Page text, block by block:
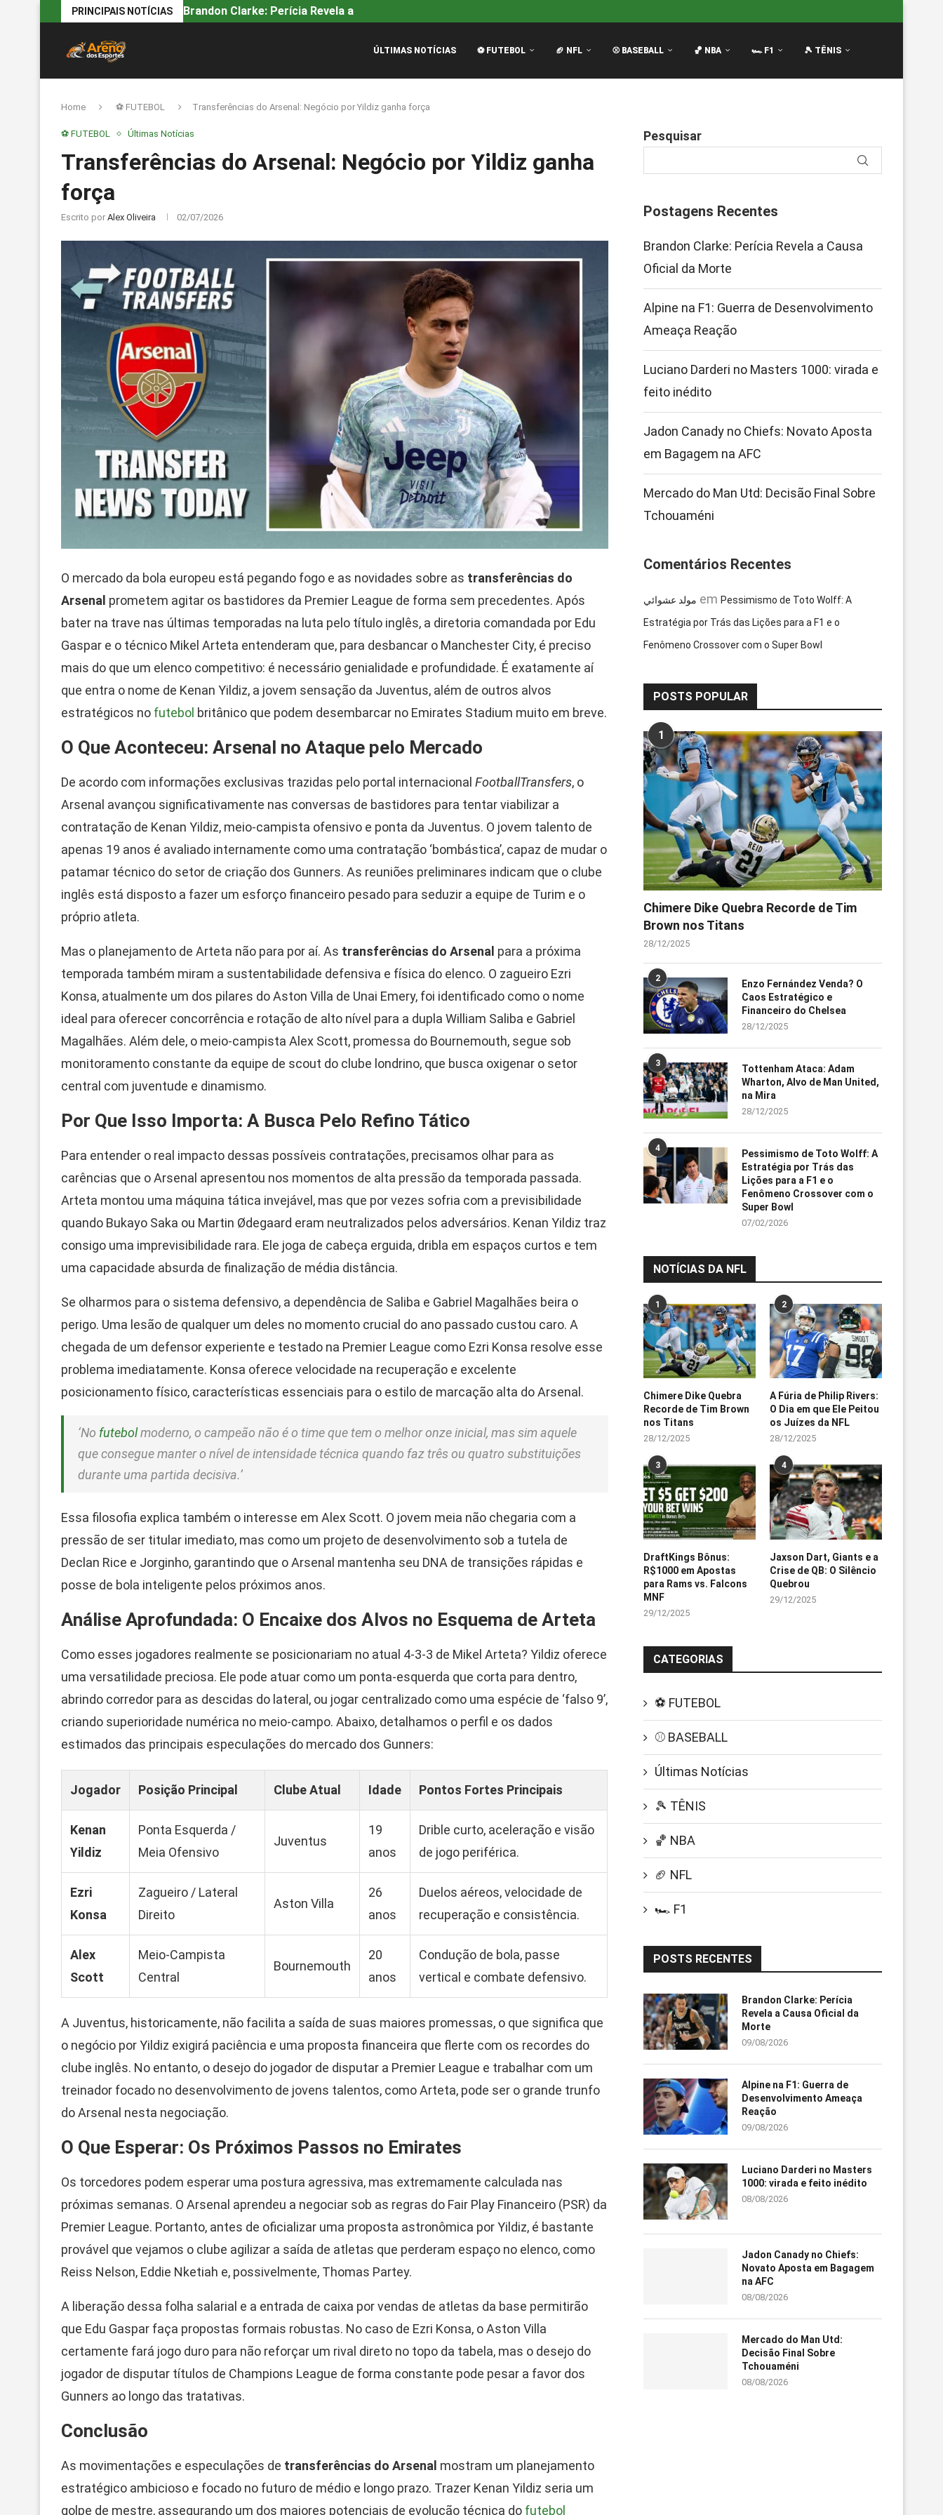
PRINCIPAIS NOTÍCIAS Brandon Clarke: Perícia Revela a Causa Oficial da...
ÚLTIMAS NOTÍCIAS ⚽ FUTEBOL 🏈 NFL ⚾ BASEBALL 🏀 NBA 🏎️ F1 🎾 TÊNIS
Home ⚽ FUTEBOL Transferências do Arsenal: Negócio por Yildiz ganha força
⚽ FUTEBOL Últimas Notícias
Transferências do Arsenal: Negócio por Yildiz ganha
força
Escrito por Alex Oliveira 02/07/2026
O mercado da bola europeu está pegando fogo e as novidades sobre as transferências do
Arsenal prometem agitar os bastidores da Premier League de forma sem precedentes. Após
bater na trave nas últimas temporadas na luta pelo título inglês, a diretoria comandada por Edu
Gaspar e o técnico Mikel Arteta entenderam que, para desbancar o Manchester City, é preciso
mais do que um elenco competitivo: é necessário genialidade e profundidade. É exatamente aí
que entra o nome de Kenan Yildiz, a jovem sensação da Juventus, além de outros alvos
estratégicos no futebol britânico que podem desembarcar no Emirates Stadium muito em breve.
O Que Aconteceu: Arsenal no Ataque pelo Mercado
De acordo com informações exclusivas trazidas pelo portal internacional FootballTransfers, o
Arsenal avançou significativamente nas conversas de bastidores para tentar viabilizar a
contratação de Kenan Yildiz, meio-campista ofensivo e ponta da Juventus. O jovem talento de
apenas 19 anos é avaliado internamente como uma contratação ‘bombástica’, capaz de mudar o
patamar técnico do setor de criação dos Gunners. As reuniões preliminares indicam que o clube
inglês está disposto a fazer um esforço financeiro pesado para seduzir a equipe de Turim e o
próprio atleta.
Mas o planejamento de Arteta não para por aí. As transferências do Arsenal para a próxima
temporada também miram a sustentabilidade defensiva e física do elenco. O zagueiro Ezri
Konsa, atualmente um dos pilares do Aston Villa de Unai Emery, foi identificado como o nome
ideal para oferecer concorrência e rotação de alto nível para a dupla William Saliba e Gabriel
Magalhães. Além dele, o meio-campista Alex Scott, promessa do Bournemouth, segue sob
monitoramento constante da equipe de scout do clube londrino, que busca oxigenar o setor
central com juventude e dinamismo.
Por Que Isso Importa: A Busca Pelo Refino Tático
Para entender o real impacto dessas possíveis contratações, precisamos olhar para as
carências que o Arsenal apresentou nos momentos de alta pressão da temporada passada.
Arteta montou uma máquina tática invejável, mas que por vezes sofria com a previsibilidade
quando Bukayo Saka ou Martin Ødegaard eram neutralizados pelos adversários. Kenan Yildiz traz
consigo uma imprevisibilidade rara. Ele joga de cabeça erguida, dribla em espaços curtos e tem
uma capacidade absurda de finalização de média distância.
Se olharmos para o sistema defensivo, a dependência de Saliba e Gabriel Magalhães beira o
perigo. Uma lesão de qualquer um deles no momento crucial do ano passado custou caro. A
chegada de um defensor experiente e testado na Premier League como Ezri Konsa resolve esse
problema imediatamente. Konsa oferece velocidade na recuperação e excelente
posicionamento físico, características essenciais para o estilo de marcação alta do Arsenal.
‘No futebolmoderno, o campeão não é o time que tem o melhor onze inicial, mas sim aquele
que consegue manter o nível de intensidade técnica quando faz três ou quatro substituições
durante uma partida decisiva.’
Essa filosofia explica também o interesse em Alex Scott. O jovem meia não chegaria com a
pressão de ser titular imediato, mas como um projeto de desenvolvimento sob a tutela de
Declan Rice e Jorginho, garantindo que o Arsenal mantenha seu DNA de transições rápidas e
posse de bola inteligente pelos próximos anos.
Análise Aprofundada: O Encaixe dos Alvos no Esquema de Arteta
Como esses jogadores realmente se posicionariam no atual 4-3-3 de Mikel Arteta? Yildiz oferece
uma versatilidade preciosa. Ele pode atuar como um ponta-esquerda que corta para dentro,
abrindo corredor para as descidas do lateral, ou jogar centralizado como uma espécie de ‘falso 9’,
criando superioridade numérica no meio-campo. Abaixo, detalhamos o perfil e os dados
estimados das principais especulações do mercado dos Gunners:
Jogador Posição Principal Clube Atual Idade Pontos Fortes Principais
Kenan
Yildiz
Ponta Esquerda /
Meia Ofensivo
Juventus
19
anos
Drible curto, aceleração e visão
de jogo periférica.
Ezri
Konsa
Zagueiro / Lateral
Direito
Aston Villa
26
anos
Duelos aéreos, velocidade de
recuperação e consistência.
Alex
Scott
Meio-Campista
Central
Bournemouth
20
anos
Condução de bola, passe
vertical e combate defensivo.
A Juventus, historicamente, não facilita a saída de suas maiores promessas, o que significa que
o negócio por Yildiz exigirá paciência e uma proposta financeira que flerte com os recordes do
clube inglês. No entanto, o desejo do jogador de disputar a Premier League e trabalhar com um
treinador focado no desenvolvimento de jovens talentos, como Arteta, pode ser o grande trunfo
do Arsenal nesta negociação.
O Que Esperar: Os Próximos Passos no Emirates
Os torcedores podem esperar uma postura agressiva, mas extremamente calculada nas
próximas semanas. O Arsenal aprendeu a negociar sob as regras do Fair Play Financeiro (PSR) da
Premier League. Portanto, antes de oficializar uma proposta astronômica por Yildiz, é bastante
provável que vejamos o clube agilizar a saída de atletas que perderam espaço no elenco, como
Reiss Nelson, Eddie Nketiah e, possivelmente, Thomas Partey.
A liberação dessa folha salarial e a entrada de caixa por vendas de atletas da base permitirão
que Edu Gaspar faça propostas formais robustas. No caso de Ezri Konsa, o Aston Villa
certamente fará jogo duro para não reforçar um rival direto no topo da tabela, mas o desejo do
jogador de disputar títulos de Champions League de forma constante pode pesar a favor dos
Gunners ao longo das tratativas.
Conclusão
As movimentações e especulações de transferências do Arsenal mostram um planejamento
estratégico ambicioso e focado no futuro de médio e longo prazo. Trazer Kenan Yildiz seria um
golpe de mestre, assegurando um dos maiores potenciais de evolução técnica do futebol
Pesquisar
Postagens Recentes
Brandon Clarke: Perícia Revela a Causa
Oficial da Morte
Alpine na F1: Guerra de Desenvolvimento
Ameaça Reação
Luciano Darderi no Masters 1000: virada e
feito inédito
Jadon Canady no Chiefs: Novato Aposta
em Bagagem na AFC
Mercado do Man Utd: Decisão Final Sobre
Tchouaméni
Comentários Recentes
مولد عشوائي em Pessimismo de Toto Wolff: A
Estratégia por Trás das Lições para a F1 e o
Fenômeno Crossover com o Super Bowl
POSTS POPULAR
1
Chimere Dike Quebra Recorde de Tim
Brown nos Titans
28/12/2025
2
Enzo Fernández Venda? O
Caos Estratégico e
Financeiro do Chelsea
28/12/2025
3
Tottenham Ataca: Adam
Wharton, Alvo de Man United,
na Mira
28/12/2025
4
Pessimismo de Toto Wolff: A
Estratégia por Trás das
Lições para a F1 e o
Fenômeno Crossover com o
Super Bowl
07/02/2026
NOTÍCIAS DA NFL
1
Chimere Dike Quebra
Recorde de Tim Brown
nos Titans
28/12/2025
2
A Fúria de Philip Rivers:
O Dia em que Ele Peitou
os Juízes da NFL
28/12/2025
3
DraftKings Bônus:
R$1000 em Apostas
para Rams vs. Falcons
MNF
29/12/2025
4
Jaxson Dart, Giants e a
Crise de QB: O Silêncio
Quebrou
29/12/2025
CATEGORIAS
⚽ FUTEBOL
⚾ BASEBALL
Últimas Notícias
🎾 TÊNIS
🏀 NBA
🏈 NFL
🏎️ F1
POSTS RECENTES
Brandon Clarke: Perícia
Revela a Causa Oficial da
Morte
09/08/2026
Alpine na F1: Guerra de
Desenvolvimento Ameaça
Reação
09/08/2026
Luciano Darderi no Masters
1000: virada e feito inédito
08/08/2026
Jadon Canady no Chiefs:
Novato Aposta em Bagagem
na AFC
08/08/2026
Mercado do Man Utd:
Decisão Final Sobre
Tchouaméni
08/08/2026